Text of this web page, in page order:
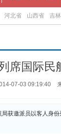
河北省 山西省 吉
席国际民
07-03 09:19:40
获邀派员以客人身